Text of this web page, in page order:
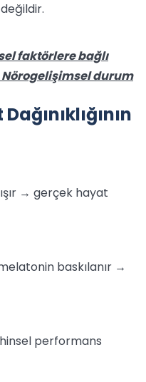
faktörlere bağlı
durum
→ gerçek hayat
baskılanır →
performans